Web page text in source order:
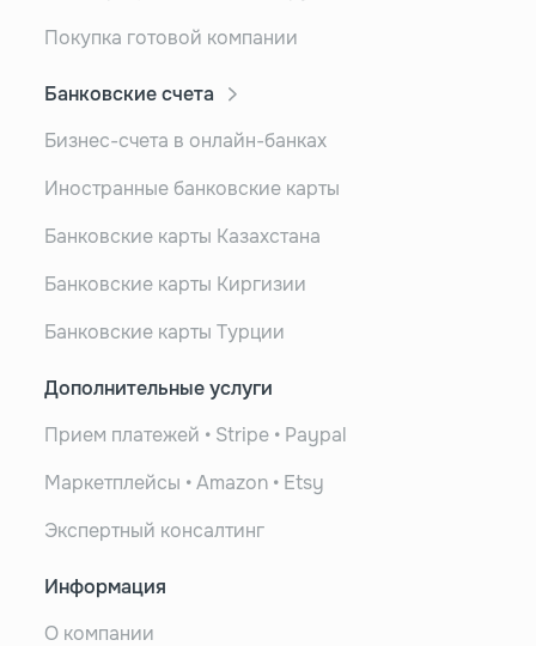
Покупка готовой компании
Банковские счета
Бизнес-счета в онлайн-банках
Иностранные банковские карты
Банковские карты Казахстана
Банковские карты Киргизии
Банковские карты Турции
Дополнительные услуги
Прием платежей • Stripe • Paypal
Маркетплейсы • Amazon • Etsy
Экспертный консалтинг
Информация
О компании